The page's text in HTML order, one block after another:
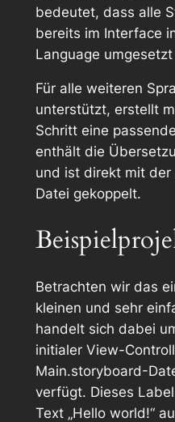
bedeutet, dass alle
bereits im Interface
Language
Für alle weiteren
unterstützt, erstellt
Schritt eine
enthält die
und ist direkt mit
Datei gekoppelt.
Betrachten wir das
kleinen und sehr
handelt sich dabei
initialer View-
Main.storyboard-
verfügt. Dieses
Text „Hello world!“